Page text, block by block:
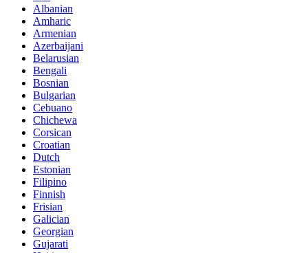
Albanian
Amharic
Armenian
Azerbaijani
Belarusian
Bengali
Bosnian
Bulgarian
Cebuano
Chichewa
Corsican
Croatian
Dutch
Estonian
Filipino
Finnish
Frisian
Galician
Georgian
Gujarati